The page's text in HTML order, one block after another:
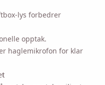
lys forbedrer
opptak.
haglemikrofon for klar
godtar du vår